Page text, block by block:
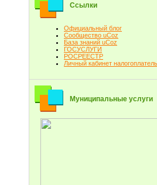
Ссылки
Официальный блог
Сообщество uCoz
База знаний uCoz
ГОСУСЛУГИ
РОСРЕЕСТР
Личный кабинет
Муниципальные услуги